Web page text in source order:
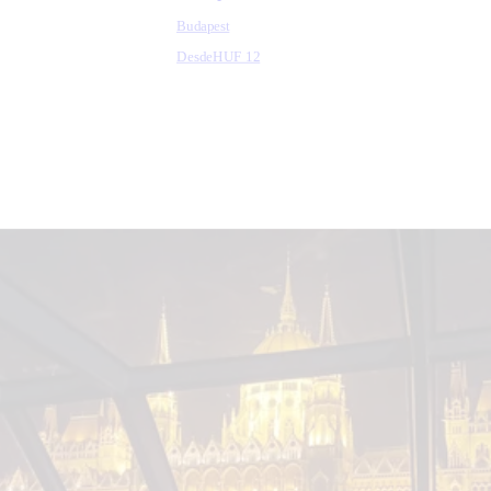
Budapest
DesdeHUF 12